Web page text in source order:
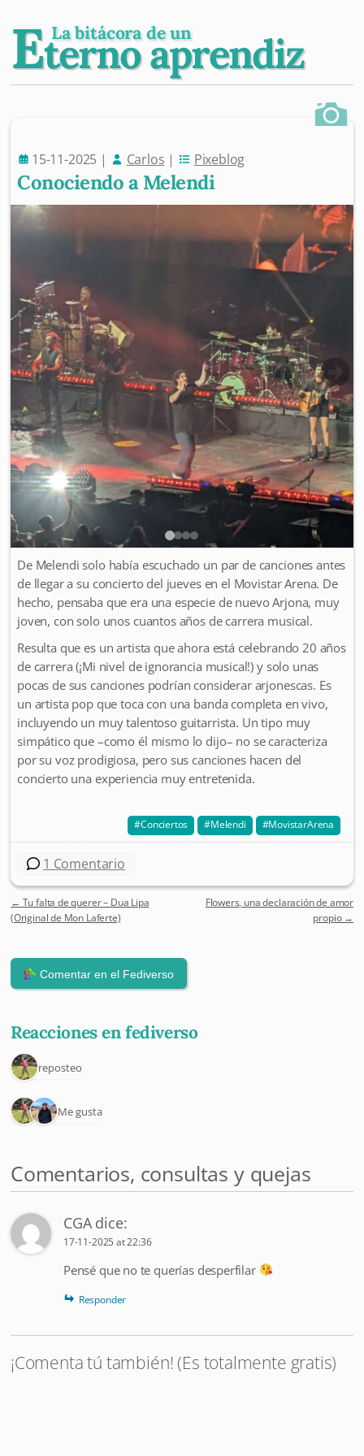
Eterno aprendiz
La bitácora de un
15-11-2025 | Carlos | Pixeblog
Conociendo a Melendi
De Melendi solo había escuchado un par de canciones antes
de llegar a su concierto del jueves en el Movistar Arena. De
hecho, pensaba que era una especie de nuevo Arjona, muy
joven, con solo unos cuantos años de carrera musical.
Resulta que es un artista que ahora está celebrando 20 años
de carrera (¡Mi nivel de ignorancia musical!) y solo unas
pocas de sus canciones podrían considerar arjonescas. Es
un artista pop que toca con una banda completa en vivo,
incluyendo un muy talentoso guitarrista. Un tipo muy
simpático que –como él mismo lo dijo– no se caracteriza
por su voz prodigiosa, pero sus canciones hacen del
concierto una experiencia muy entretenida.
Conciertos Melendi MovistarArena
1 Comentario
Post navigation
← Tu falta de querer – Dua Lipa
(Original de Mon Laferte)
Flowers, una declaración de amor
propio →
Reacciones en fediverso
1 reposteo
2 Me gusta
Comentarios, consultas y quejas
CGA dice:
17-11-2025 at 22:36
Pensé que no te querías desperfilar
Responder
¡Comenta tú también! (Es totalmente gratis)